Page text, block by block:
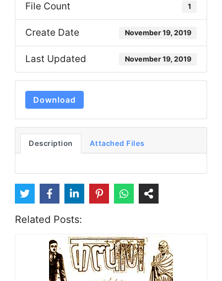
File Count 1
Create Date November 19, 2019
Last Updated November 19, 2019
Download
Description Attached Files
Related Posts: